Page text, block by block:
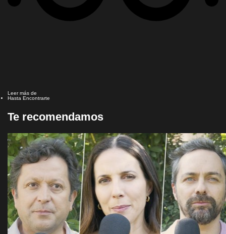
Leer más de
Hasta Encontrarte
Te recomendamos